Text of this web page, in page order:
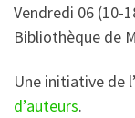
Vendredi 06 (10-
Bibliothèque de
Une initiative de
d’auteurs.